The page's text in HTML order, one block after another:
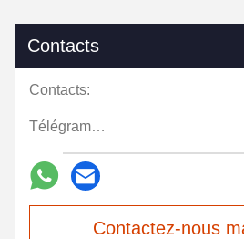
Contacts
Contacts:
Télégramme:
Contactez-nous